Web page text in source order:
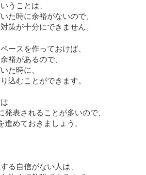
うことは、
た時に余裕がないので、
策が十分にできません。
ースを作っておけば、
裕があるので、
た時に、
込むことができます。
発表されることが多いので、
めておきましょう。
る自信がない人は、